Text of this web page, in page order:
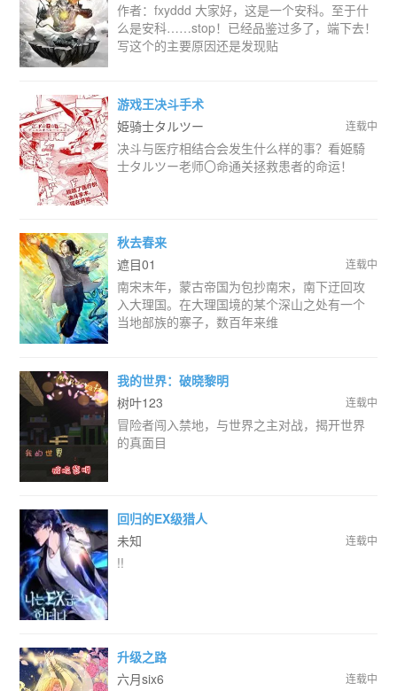
作者：fxyddd 大家好，这是一个安科。至于什
么是安科……stop！已经品鉴过多了，端下去！
写这个的主要原因还是发现贴
游戏王决斗手术
姫骑士タルツー
连载中
决斗与医疗相结合会发生什么样的事？看姫騎
士タルツー老师〇命通关拯救患者的命运！
秋去春来
遮目01
连载中
南宋末年，蒙古帝国为包抄南宋，南下迂回攻
入大理国。在大理国境的某个深山之处有一个
当地部族的寨子，数百年来维
我的世界：破晓黎明
树叶123
连载中
冒险者闯入禁地，与世界之主对战，揭开世界
的真面目
回归的EX级猎人
未知
连载中
!!
升级之路
六月six6
连载中